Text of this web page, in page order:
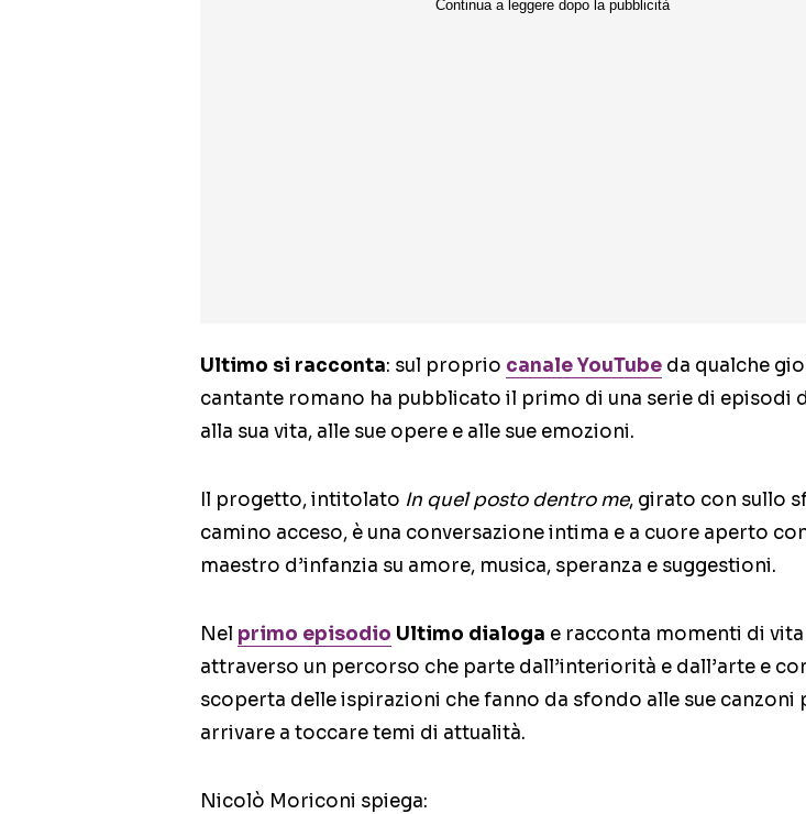
Ultimo si racconta: sul proprio canale YouTube da qualche
cantante romano ha pubblicato il primo di una serie di episodi
alla sua vita, alle sue opere e alle sue emozioni.
Il progetto, intitolato In quel posto dentro me, girato con sullo
camino acceso, è una conversazione intima e a cuore aperto
maestro d’infanzia su amore, musica, speranza e suggestioni.
Nel primo episodio Ultimo dialoga e racconta momenti di vita
attraverso un percorso che parte dall’interiorità e dall’arte e
scoperta delle ispirazioni che fanno da sfondo alle sue canzoni
arrivare a toccare temi di attualità.
Nicolò Moriconi spiega: